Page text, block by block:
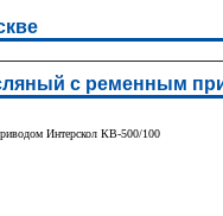
с ременным
Интерскол КВ-500/100